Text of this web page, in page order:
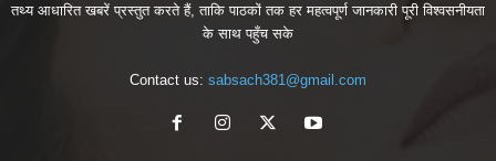
तथ्य आधारित खबरें प्रस्तुत करते हैं, ताकि पाठकों तक हर महत्वपूर्ण जानकारी पूरी विश्वसनीयता
के साथ पहुँच सके
Contact us: sabsach381@gmail.com